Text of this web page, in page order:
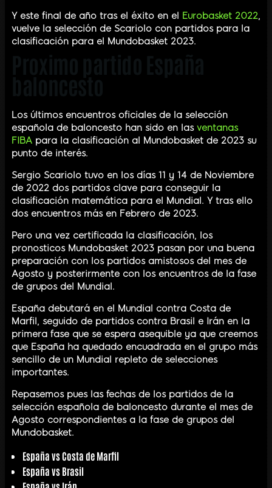
Y este final de año tras el éxito en el Eurobasket 2022,
vuelve la selección de Scariolo con partidos para la
clasificación para el Mundobasket 2023.
Los últimos encuentros oficiales de la selección
española de baloncesto han sido en las ventanas
FIBA para la clasificación al Mundobasket de 2023 su
punto de interés.
Sergio Scariolo tuvo en los días 11 y 14 de Noviembre
de 2022 dos partidos clave para conseguir la
clasificación matemática para el Mundial. Y tras ello
dos encuentros más en Febrero de 2023.
Pero una vez certificada la clasificación, los
pronosticos Mundobasket 2023 pasan por una buena
preparación con los partidos amistosos del mes de
Agosto y posterirmente con los encuentros de la fase
de grupos del Mundial.
España debutará en el Mundial contra Costa de
Marfil, seguido de partidos contra Brasil e Irán en la
primera fase que se espera asequible ya que creemos
que España ha quedado encuadrada en el grupo más
sencillo de un Mundial repleto de selecciones
importantes.
Repasemos pues las fechas de los partidos de la
selección española de baloncesto durante el mes de
Agosto correspondientes a la fase de grupos del
Mundobasket.
España vs Costa de Marfil
España vs Brasil